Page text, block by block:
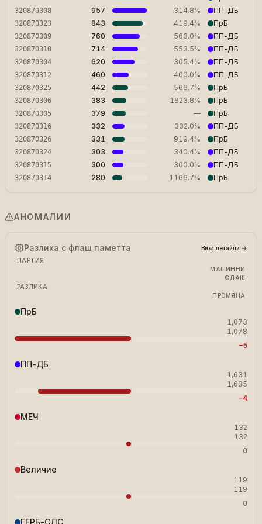
320870308 НИДЕРЛАНДИЯ, Айндховен
957 314.8% ПП-ДБ
320870323 НИДЕРЛАНДИЯ, Ротердам
843 419.4% ПрБ
320870309 НИДЕРЛАНДИЯ, Амстердам
760 563.0% ПП-ДБ
320870310 НИДЕРЛАНДИЯ, Амстердам
714 553.5% ПП-ДБ
320870304 (Посолство)
620 305.4% ПП-ДБ
320870312 НИДЕРЛАНДИЯ, Бреда
460 400.0% ПП-ДБ
320870325 НИДЕРЛАНДИЯ, Утрехт
442 566.7% ПрБ
320870306 383 1823.8% ПрБ
320870305 (Посолство)
379 — ПрБ
320870316 НИДЕРЛАНДИЯ, Делфт
332 332.0% ПП-ДБ
320870326 НИДЕРЛАНДИЯ, Харлем
331 919.4% ПрБ
320870324 НИДЕРЛАНДИЯ, Тилбург
303 340.4% ПП-ДБ
320870315 НИДЕРЛАНДИЯ, Грьонинген
300 300.0% ПП-ДБ
320870314 НИДЕРЛАНДИЯ, Венло
280 1166.7% ПрБ
АНОМАЛИИ
Разлика с флаш паметта Виж детайли →
ПАРТИЯ
МАШИННИ
ФЛАШ
РАЗЛИКА
ПРОМЯНА
ПрБ
1,073
1,078
−5
ПП-ДБ
1,631
1,635
−4
МЕЧ
132
132
0
Величие
119
119
0
ГЕРБ-СДС